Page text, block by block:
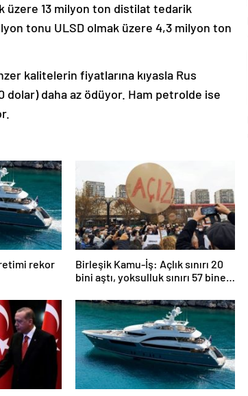
üzere 13 milyon ton distilat tedarik
tonu ULSD olmak üzere 4,3 milyon ton
kalitelerin fiyatlarına kıyasla Rus
dolar) daha az ödüyor. Ham petrolde ise
rekor
Birleşik Kamu-İş: Açlık sınırı 20
bini aştı, yoksulluk sınırı 57 bine